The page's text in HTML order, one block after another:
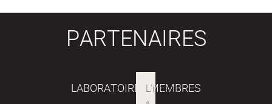
PARTENAIRES
LABORATOIRES MEMBRES